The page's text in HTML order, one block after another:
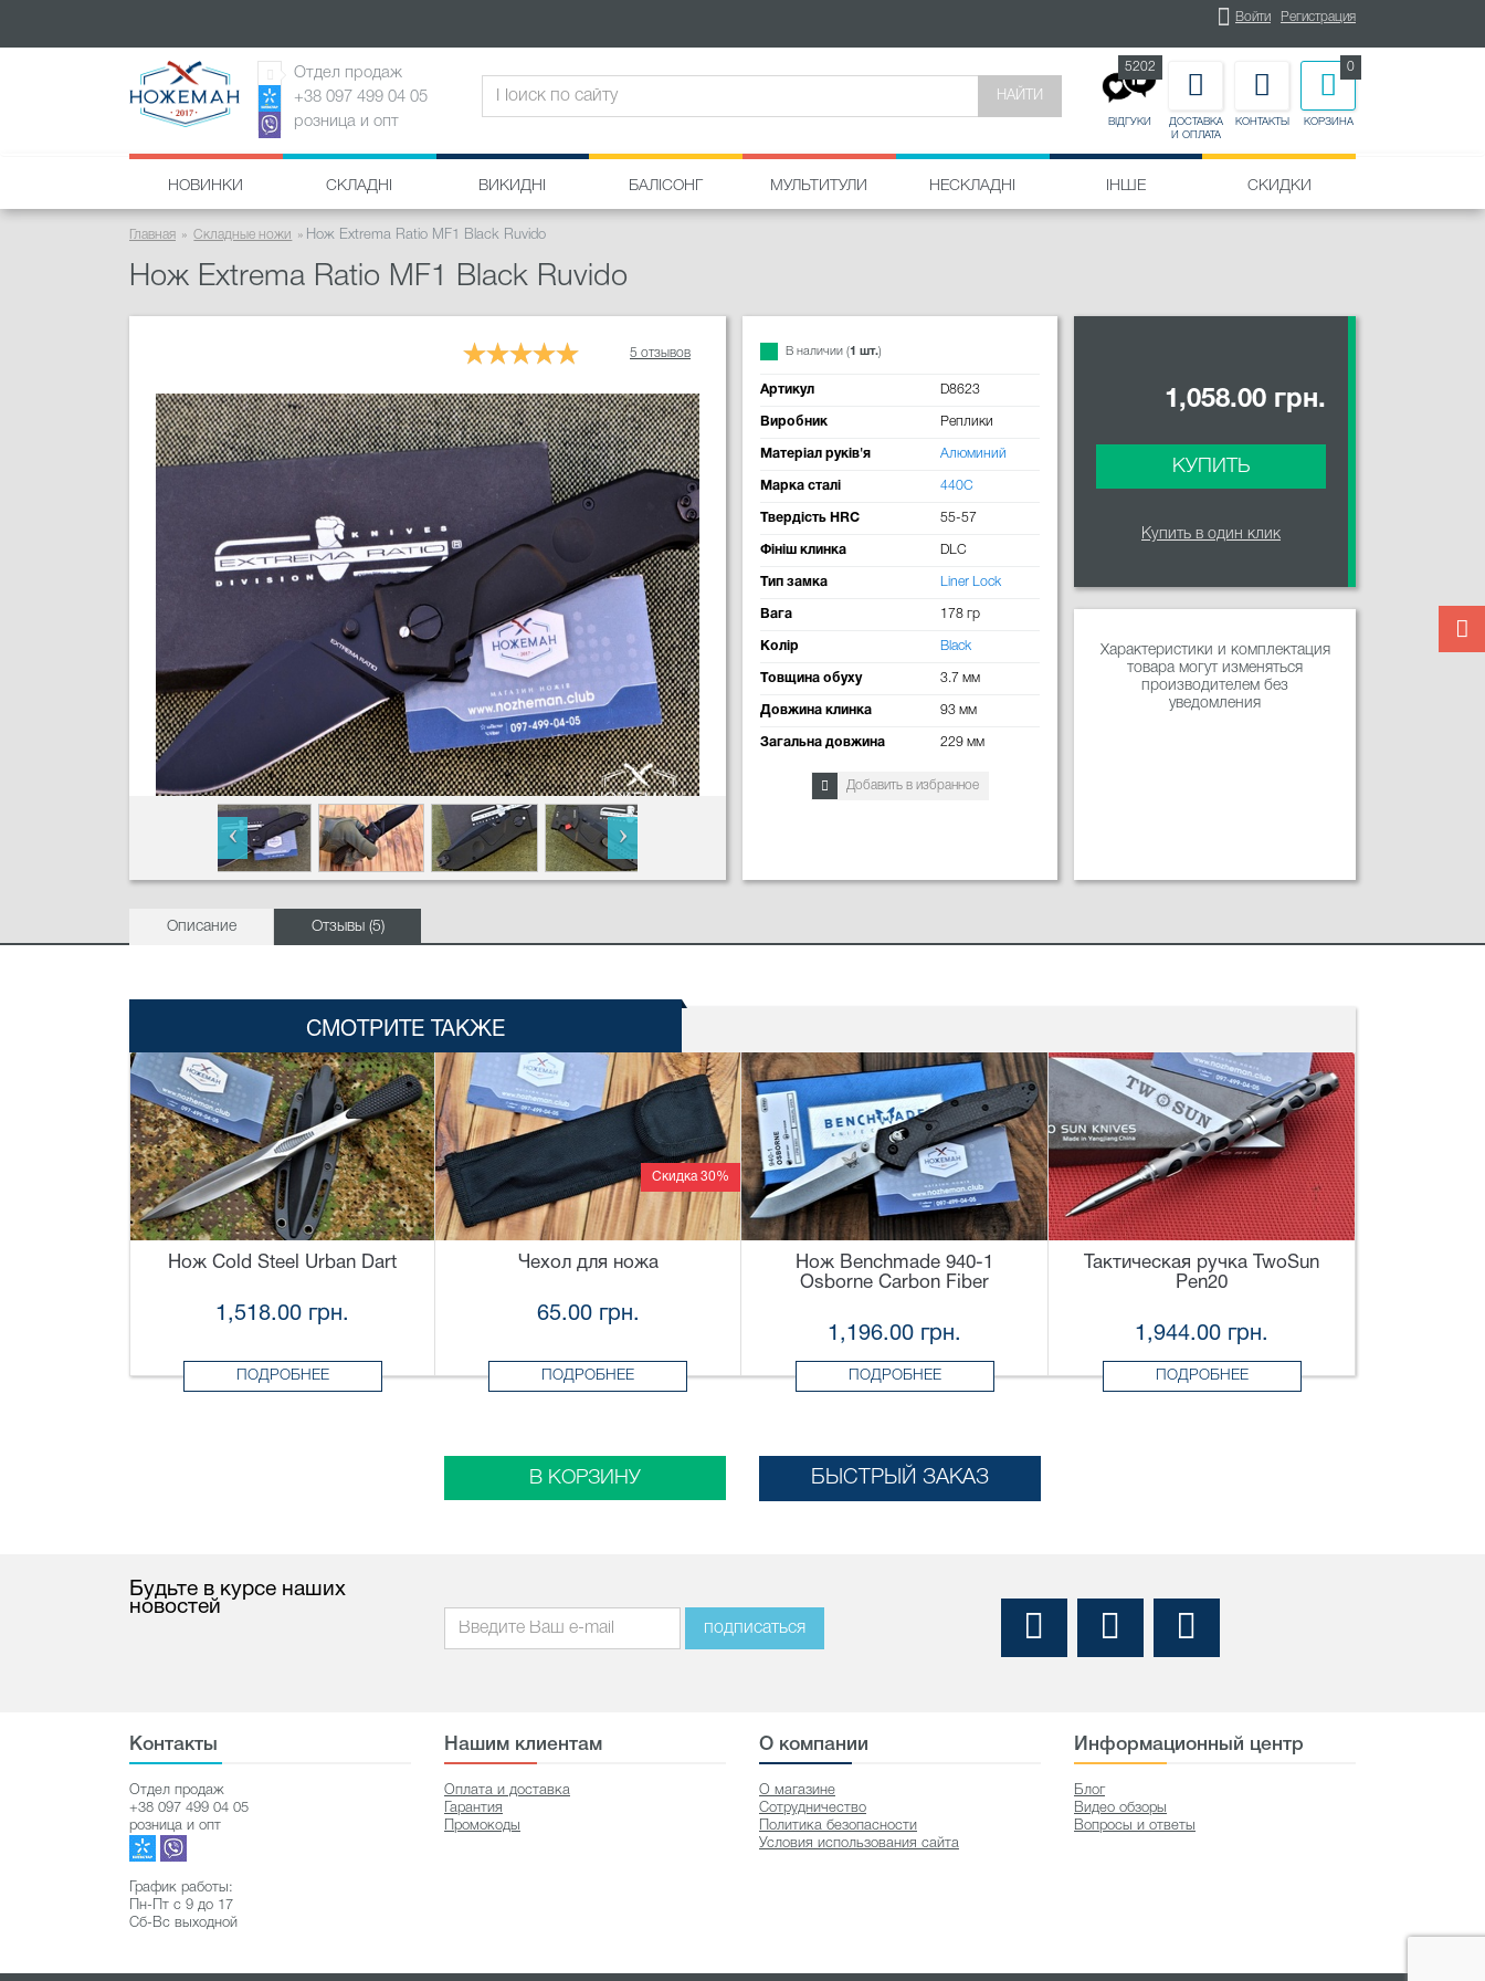
Войти Регистрация
Отдел продаж
+38 097 499 04 05
розница и опт
НАЙТИ
ВІДГУКИ
5202
ДОСТАВКА
И ОПЛАТА
КОНТАКТЫ КОРЗИНА
0
НОВИНКИ СКЛАДНІ ВИКИДНІ БАЛІСОНГ МУЛЬТИТУЛИ НЕСКЛАДНІ ІНШЕ СКИДКИ
Главная Складные ножи Нож Extrema Ratio MF1 Black Ruvido
Нож Extrema Ratio MF1 Black Ruvido
5 отзывов В наличии (1 шт.)
Артикул D8623
Виробник Реплики
Матеріал руків'я Алюминий
Марка сталі 440C
Твердість HRC 55-57
Фініш клинка DLC
Тип замка Liner Lock
Вага 178 гр
Колір Black
Товщина обуху 3.7 мм
Довжина клинка 93 мм
Загальна довжина 229 мм
Добавить в избранное
1,058.00 грн.
КУПИТЬ
Купить в один клик
Характеристики и комплектация
товара могут изменяться
производителем без
уведомления
Описание Отзывы (5)
СМОТРИТЕ ТАКЖЕ
Нож Cold Steel Urban Dart
1,518.00 грн.
ПОДРОБНЕЕ
Скидка 30%
Чехол для ножа
65.00 грн.
ПОДРОБНЕЕ
Нож Benchmade 940-1
Osborne Carbon Fiber
1,196.00 грн.
ПОДРОБНЕЕ
Тактическая ручка TwoSun
Pen20
1,944.00 грн.
ПОДРОБНЕЕ
В КОРЗИНУ БЫСТРЫЙ ЗАКАЗ
Будьте в курсе наших
новостей
подписаться
Контакты
Отдел продаж
+38 097 499 04 05
розница и опт
График работы:
Пн-Пт с 9 до 17
Сб-Вс выходной
Нашим клиентам
Оплата и доставка
Гарантия
Промокоды
О компании
О магазине
Сотрудничество
Политика безопасности
Условия использования сайта
Информационный центр
Блог
Видео обзоры
Вопросы и ответы